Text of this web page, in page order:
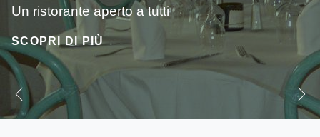
Un ristorante aperto a tutti
SCOPRI DI PIÙ